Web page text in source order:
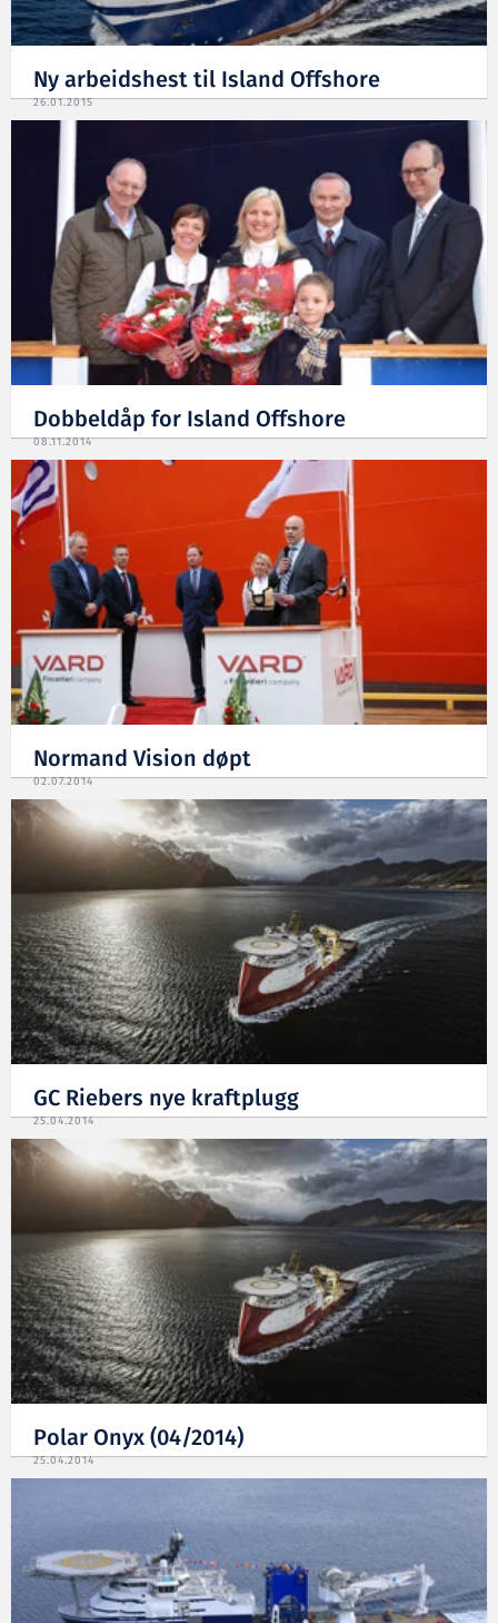
Ny arbeidshest til Island Offshore
26.01.2015
Dobbeldåp for Island Offshore
08.11.2014
Normand Vision døpt
02.07.2014
GC Riebers nye kraftplugg
25.04.2014
Polar Onyx (04/2014)
25.04.2014